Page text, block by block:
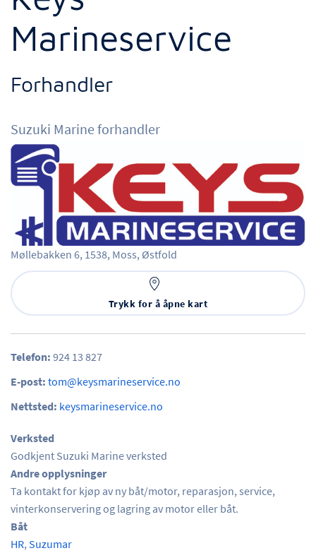
Marineservice
Forhandler
Suzuki Marine forhandler
Møllebakken 6, 1538, Moss, Østfold
Trykk for å åpne kart
Telefon: 924 13 827
E-post: tom@keysmarineservice.no
Nettsted: keysmarineservice.no
Verksted
Godkjent Suzuki Marine verksted
Andre opplysninger
Ta kontakt for kjøp av ny båt/motor, reparasjon, service,
vinterkonservering og lagring av motor eller båt.
Båt
HR, Suzumar